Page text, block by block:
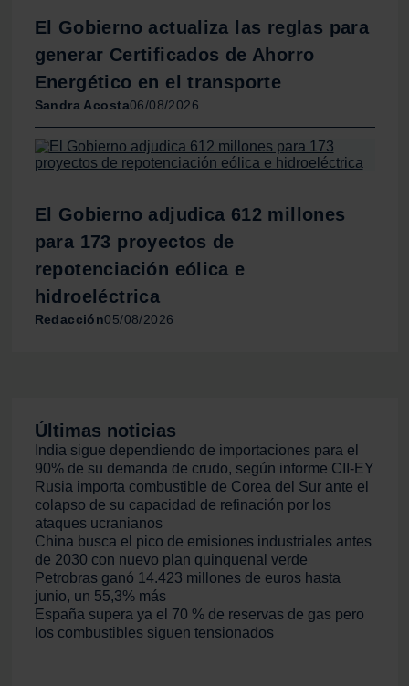
El Gobierno actualiza las reglas para
generar Certificados de Ahorro
Energético en el transporte
Sandra Acosta06/08/2026
El Gobierno adjudica 612 millones
para 173 proyectos de
repotenciación eólica e
hidroeléctrica
Redacción05/08/2026
Últimas noticias
India sigue dependiendo de importaciones para el
90% de su demanda de crudo, según informe CII-EY
Rusia importa combustible de Corea del Sur ante el
colapso de su capacidad de refinación por los
ataques ucranianos
China busca el pico de emisiones industriales antes
de 2030 con nuevo plan quinquenal verde
Petrobras ganó 14.423 millones de euros hasta
junio, un 55,3% más
España supera ya el 70 % de reservas de gas pero
los combustibles siguen tensionados